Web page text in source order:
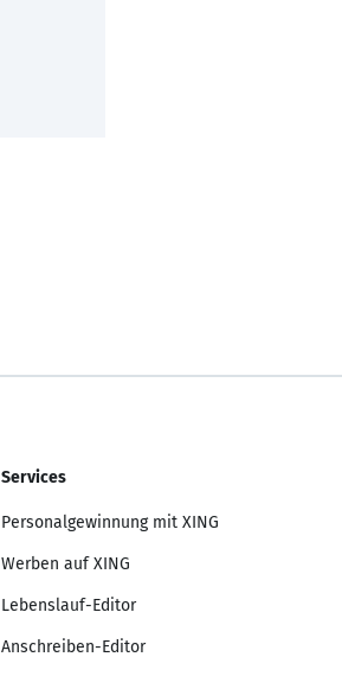
Services
Personalgewinnung mit XING
Werben auf XING
Lebenslauf-Editor
Anschreiben-Editor